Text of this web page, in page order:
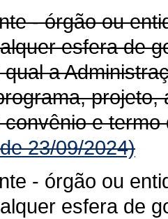
- órgão ou
esfera de
a
e
23/09/2024)
- órgão ou
esfera de